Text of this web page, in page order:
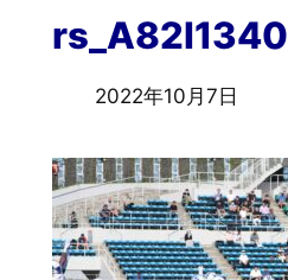
rs_A82I1340
2022年10月7日